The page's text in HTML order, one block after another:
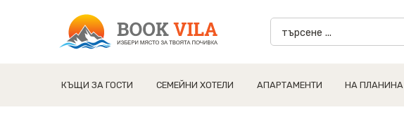
КЪЩИ ЗА ГОСТИ СЕМЕЙНИ ХОТЕЛИ АПАРТАМЕНТИ НА ПЛАНИНА